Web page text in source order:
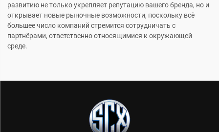
развитию не только укрепляет репутацию вашего бренда, но и
открывает новые рыночные возможности, поскольку всё
большее число компаний стремится сотрудничать с
партнёрами, ответственно относящимися к окружающей
среде.